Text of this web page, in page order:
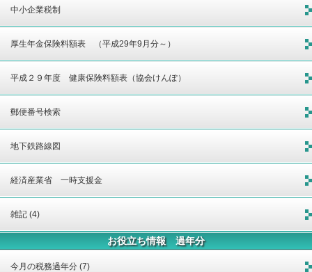
中小企業税制
厚生年金保険料額表 （平成29年9月分～）
平成２９年度 健康保険料額表（協会けんぽ）
郵便番号検索
地下鉄路線図
経済産業省 一時支援金
雑記 (4)
お役立ち情報 過年分
今月の税務過年分 (7)